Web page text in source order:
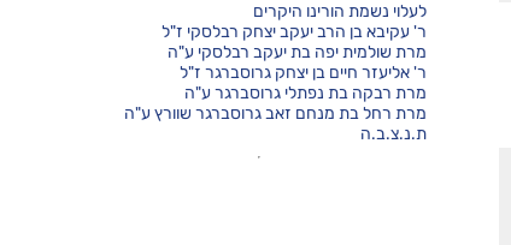
לעלוי נשמת הורינו היקרים
ר' עקיבא בן הרב יעקב יצחק רבלסקי ז"ל
מרת שולמית יפה בת יעקב רבלסקי ע"ה
ר' אליעזר חיים בן יצחק גרוסברגר ז"ל
מרת רבקה בת נפתלי גרוסברגר ע"ה
מרת רחל בת מנחם זאב גרוסברגר שוורץ ע"ה
ת.נ.צ.ב.ה